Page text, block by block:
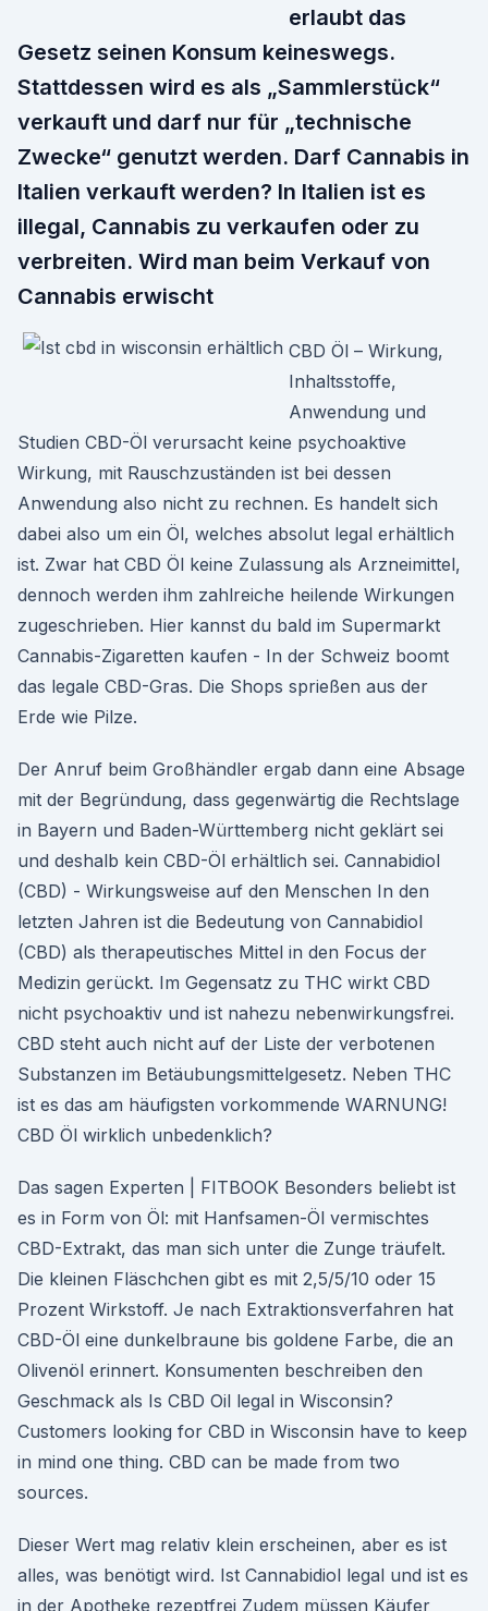
erlaubt das
Gesetz seinen Konsum keineswegs.
Stattdessen wird es als „Sammlerstück“
verkauft und darf nur für „technische
Zwecke“ genutzt werden. Darf Cannabis in
Italien verkauft werden? In Italien ist es
illegal, Cannabis zu verkaufen oder zu
verbreiten. Wird man beim Verkauf von
Cannabis erwischt
CBD Öl – Wirkung,
Inhaltsstoffe,
Anwendung und
Studien CBD-Öl verursacht keine psychoaktive
Wirkung, mit Rauschzuständen ist bei dessen
Anwendung also nicht zu rechnen. Es handelt sich
dabei also um ein Öl, welches absolut legal erhältlich
ist. Zwar hat CBD Öl keine Zulassung als Arzneimittel,
dennoch werden ihm zahlreiche heilende Wirkungen
zugeschrieben. Hier kannst du bald im Supermarkt
Cannabis-Zigaretten kaufen - In der Schweiz boomt
das legale CBD-Gras. Die Shops sprießen aus der
Erde wie Pilze.
Der Anruf beim Großhändler ergab dann eine Absage
mit der Begründung, dass gegenwärtig die Rechtslage
in Bayern und Baden-Württemberg nicht geklärt sei
und deshalb kein CBD-Öl erhältlich sei. Cannabidiol
(CBD) - Wirkungsweise auf den Menschen In den
letzten Jahren ist die Bedeutung von Cannabidiol
(CBD) als therapeutisches Mittel in den Focus der
Medizin gerückt. Im Gegensatz zu THC wirkt CBD
nicht psychoaktiv und ist nahezu nebenwirkungsfrei.
CBD steht auch nicht auf der Liste der verbotenen
Substanzen im Betäubungsmittelgesetz. Neben THC
ist es das am häufigsten vorkommende WARNUNG!
CBD Öl wirklich unbedenklich?
Das sagen Experten | FITBOOK Besonders beliebt ist
es in Form von Öl: mit Hanfsamen-Öl vermischtes
CBD-Extrakt, das man sich unter die Zunge träufelt.
Die kleinen Fläschchen gibt es mit 2,5/5/10 oder 15
Prozent Wirkstoff. Je nach Extraktionsverfahren hat
CBD-Öl eine dunkelbraune bis goldene Farbe, die an
Olivenöl erinnert. Konsumenten beschreiben den
Geschmack als Is CBD Oil legal in Wisconsin?
Customers looking for CBD in Wisconsin have to keep
in mind one thing. CBD can be made from two
sources.
Dieser Wert mag relativ klein erscheinen, aber es ist
alles, was benötigt wird. Ist Cannabidiol legal und ist es
in der Apotheke rezeptfrei Zudem müssen Käufer